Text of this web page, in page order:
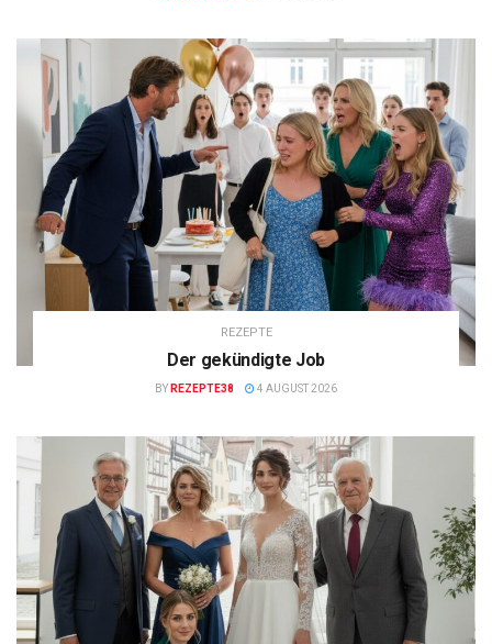
REZEPTE
Der gekündigte Job
BY REZEPTE38 4 AUGUST 2026